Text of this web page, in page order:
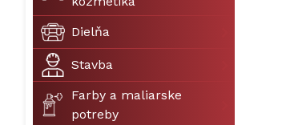
Dielňa
Stavba
Farby a maliarske
potreby